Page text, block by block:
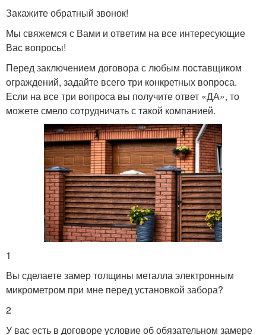
Закажите обратный звонок!
Мы свяжемся с Вами и ответим на все интересующие
Вас вопросы!
Перед заключением договора с любым поставщиком
ограждений, задайте всего три конкретных вопроса.
Если на все три вопроса вы получите ответ «ДА», то
можете смело сотрудничать с такой компанией.
1
Вы сделаете замер толщины металла электронным
микрометром при мне перед установкой забора?
2
У вас есть в договоре условие об обязательном замере